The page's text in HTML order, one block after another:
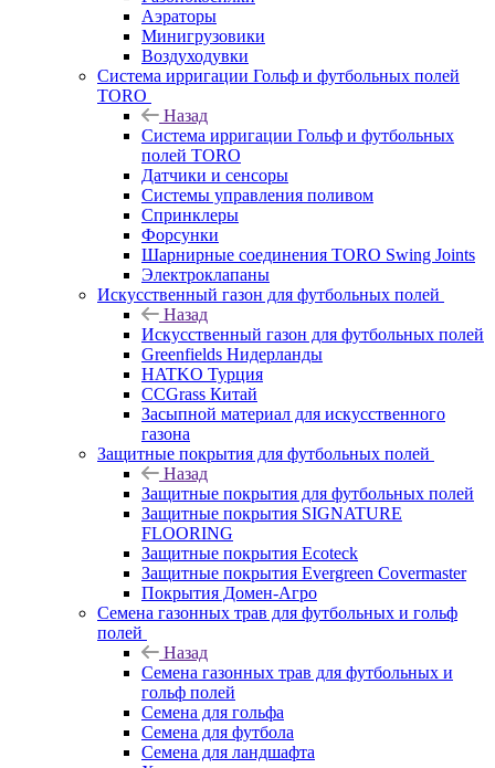
Аэраторы
Минигрузовики
Воздуходувки
Система ирригации Гольф и футбольных полей
TORO
Назад
Система ирригации Гольф и футбольных
полей TORO
Датчики и сенсоры
Системы управления поливом
Спринклеры
Форсунки
Шарнирные соединения TORO Swing Joints
Электроклапаны
Искусственный газон для футбольных полей
Назад
Искусственный газон для футбольных полей
Greenfields Нидерланды
HATKO Турция
CCGrass Китай
Засыпной материал для искусственного
газона
Защитные покрытия для футбольных полей
Назад
Защитные покрытия для футбольных полей
Защитные покрытия SIGNATURE
FLOORING
Защитные покрытия Ecoteck
Защитные покрытия Evergreen Covermaster
Покрытия Домен-Агро
Семена газонных трав для футбольных и гольф
полей
Назад
Семена газонных трав для футбольных и
гольф полей
Семена для гольфа
Семена для футбола
Семена для ландшафта